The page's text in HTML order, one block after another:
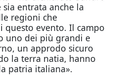
entrata anche la
regioni che
questo evento. Il campo
uno dei più grandi e
un approdo sicuro
la terra natia, hanno
patria italiana».